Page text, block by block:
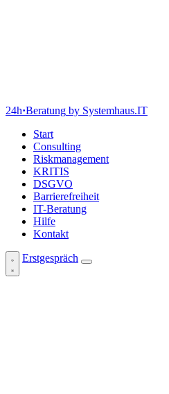
24h·Beratung by Systemhaus.IT
Start
Consulting
Riskmanagement
KRITIS
DSGVO
Barrierefreiheit
IT-Beratung
Hilfe
Kontakt
Erstgespräch